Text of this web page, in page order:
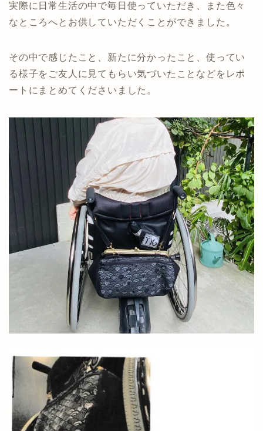
実際に日常生活の中で毎日使っていただき、また色々
なところへとお供していただくことができました。
その中で感じたこと、新たに分かったこと、使ってい
る様子をご友人に見てもらい気づいたことなどをレポ
ートにまとめてくださいました。